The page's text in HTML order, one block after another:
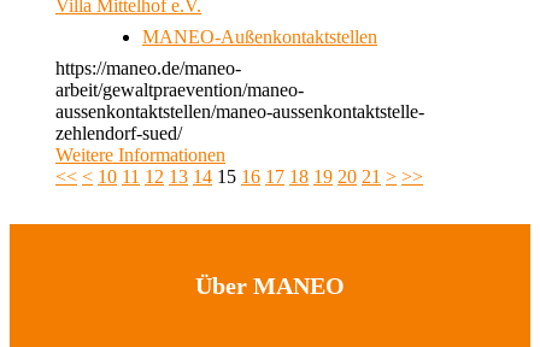
Villa Mittelhof e.V.
MANEO-Außenkontaktstellen
https://maneo.de/maneo-
arbeit/gewaltpraevention/maneo-
aussenkontaktstellen/maneo-aussenkontaktstelle-
zehlendorf-sued/
Weitere Informationen
<< < 10 11 12 13 14 15 16 17 18 19 20 21 > >>
Über MANEO